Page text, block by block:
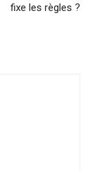
fixe les règles ?